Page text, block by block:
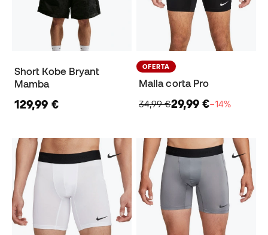
Short Kobe Bryant
Mamba
129,99 €
OFERTA
Malla corta Pro
34,99 €29,99 €−14%